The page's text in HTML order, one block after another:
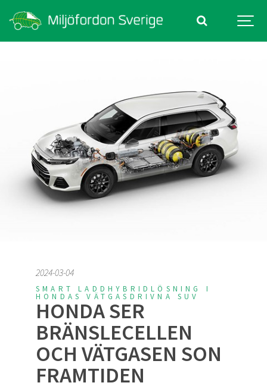
2024-03-04
SMART LADDHYBRIDLÖSNING I
HONDAS VÄTGASDRIVNA SUV
HONDA SER
BRÄNSLECELLEN
OCH VÄTGASEN SON
FRAMTIDEN